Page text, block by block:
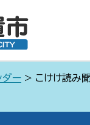
ダー > こけけ読み